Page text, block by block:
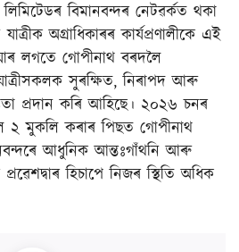
বিমানবন্দৰ নেটৱৰ্কত থকা
অগ্ৰাধিকাৰৰ কাৰ্যপ্ৰণালীকে এই
লগতে গোপীনাথ বৰদলৈ
সুৰক্ষিত, নিৰাপদ আৰু
প্ৰদান কৰি আহিছে। ২০২৬ চনৰ
২ মুকলি কৰাৰ পিছত গোপীনাথ
আধুনিক আন্তঃগাঁথনি আৰু
হিচাপে নিজৰ স্থিতি অধিক